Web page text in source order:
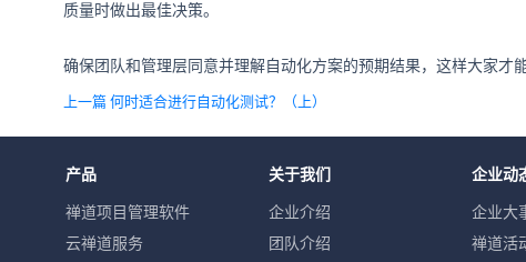
质量时做出最佳决策。
确保团队和管理层同意并理解自动化方案的预期结果，这样大家才
上一篇 何时适合进行自动化测试？（上）
产品
禅道项目管理软件
云禅道服务
关于我们
企业介绍
团队介绍
企业动
企业大
禅道活